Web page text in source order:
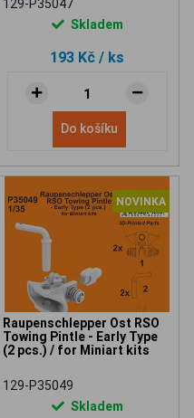
129-P35047
Skladem
193 Kč / ks
Do košíku
NOVINKA
Raupenschlepper Ost RSO
Towing Pintle - Early Type
(2 pcs.) / for Miniart kits
129-P35049
Skladem